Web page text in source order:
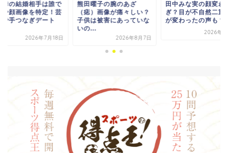
曜子の腕のあざ
）画像が痛々しい？
は被害にあっていな
2026年8月7日
田中みな実の顔変わりす
ぎ？目が不自然二重や鼻
が変わったの声も？
萩原舞の結婚相手は
名前や顔画像を特定
能人で手つなぎデー